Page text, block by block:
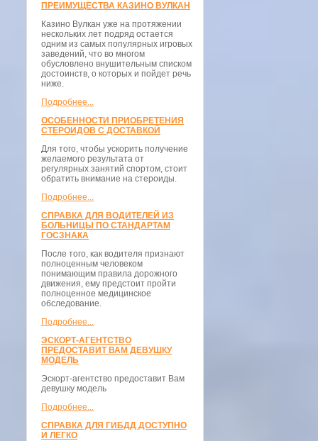
ПРЕИМУЩЕСТВА КАЗИНО ВУЛКАН
Казино Вулкан уже на протяжении
нескольких лет подряд остается
одним из самых популярных игровых
заведений, что во многом
обусловлено внушительным списком
достоинств, о которых и пойдет речь
ниже.
Подробнее...
ОСОБЕННОСТИ ПРИОБРЕТЕНИЯ
СТЕРОИДОВ С ДОСТАВКОЙ
Для того, чтобы ускорить получение
желаемого результата от
регулярных занятий спортом, стоит
обратить внимание на стероиды.
Подробнее...
СПРАВКА ДЛЯ ВОДИТЕЛЕЙ ИЗ
БОЛЬНИЦЫ ПО СТАНДАРТАМ
ГОСЗНАКА
После того, как водителя признают
полноценным человеком
понимающим правила дорожного
движения, ему предстоит пройти
полноценное медицинское
обследование.
Подробнее...
ЭСКОРТ-АГЕНТСТВО
ПРЕДОСТАВИТ ВАМ ДЕВУШКУ
МОДЕЛЬ
Эскорт-агентство предоставит Вам
девушку модель
Подробнее...
СПРАВКА ДЛЯ ГИБДД ДОСТУПНО
И ЛЕГКО